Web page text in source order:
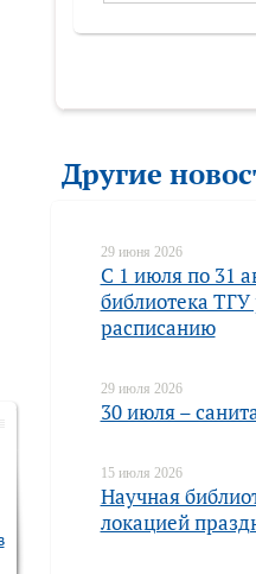
Другие
29 июня 2026
С 1 июля по 31
библиотека ТГУ
расписанию
29 июля 2026
30 июля –
15 июля 2026
Научная
локацией